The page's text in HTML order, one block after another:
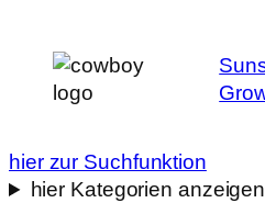
Inhalt
springen
hier zur Suchfunktion
hier Kategorien anzeigen